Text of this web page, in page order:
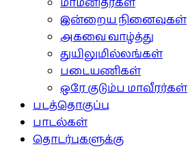
இன்றைய நினைவுகள்
அகவை வாழ்த்து
துயிலுமில்லங்கள்
படையணிகள்
ஒரே குடும்ப மாவீரர்கள்
படத்தொகுப்பு
பாடல்கள்
தொடர்புகளுக்கு